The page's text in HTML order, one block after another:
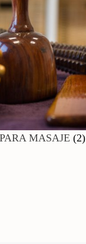
MASAJE(2)